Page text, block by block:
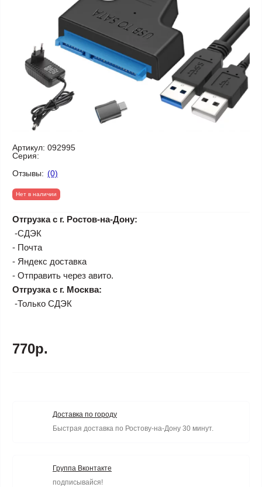
Артикул: 092995
Серия:
Отзывы: (0)
Нет в наличии
Отгрузка с г. Ростов-на-Дону:
-СДЭК
- Почта
- Яндекс доставка
- Отправить через авито.
Отгрузка с г. Москва:
-Только СДЭК
770р.
Доставка по городу
Быстрая доставка по Ростову-на-Дону 30 минут.
Группа Вконтакте
подписывайся!